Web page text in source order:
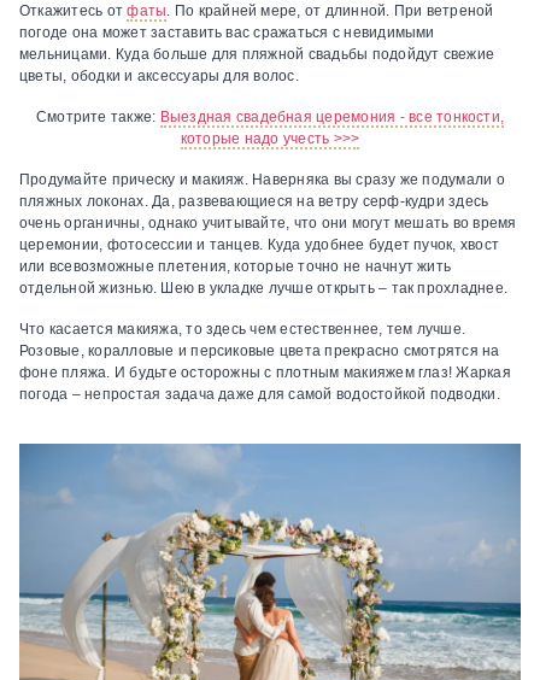
Откажитесь отфаты. По крайней мере, от длинной. При ветреной
погоде она может заставить вас сражаться с невидимыми
мельницами. Куда больше для пляжной свадьбы подойдут свежие
цветы, ободки и аксессуары для волос.
Смотрите также: Выездная свадебная церемония - все тонкости,
которые надо учесть >>>
Продумайте прическу и макияж. Наверняка вы сразу же подумали о
пляжных локонах. Да, развевающиеся на ветру серф-кудри здесь
очень органичны, однако учитывайте, что они могут мешать во время
церемонии, фотосессии и танцев. Куда удобнее будет пучок, хвост
или всевозможные плетения, которые точно не начнут жить
отдельной жизнью. Шею в укладке лучше открыть – так прохладнее.
Что касается макияжа, то здесь чем естественнее, тем лучше.
Розовые, коралловые и персиковые цвета прекрасно смотрятся на
фоне пляжа. И будьте осторожны с плотным макияжем глаз! Жаркая
погода – непростая задача даже для самой водостойкой подводки.